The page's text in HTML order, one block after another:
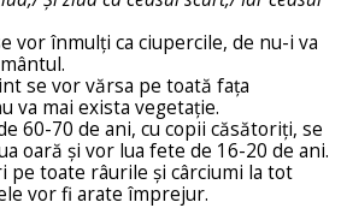
vor înmulți ca ciupercile, de nu-i va
se vor vărsa pe toată fața
va mai exista vegetație.
60-70 de ani, cu copii căsătoriți, se
oară și vor lua fete de 16-20 de ani.
pe toate râurile și cârciumi la tot
vor fi arate împrejur.